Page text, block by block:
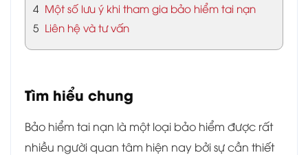
4 Một số lưu ý khi tham gia bảo hiểm tai nạn
5 Liên hệ và tư vấn
Tìm hiểu chung
Bảo hiểm tai nạn là một loại bảo hiểm được rất
nhiều người quan tâm hiện nay bởi sự cần thiết